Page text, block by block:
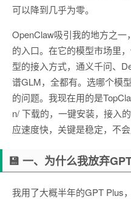
可以降到几乎为零。
OpenClaw吸引我的地方之
的入口。在它的模型市场里
型的接入方式，通义千问、
谱GLM，全都有。选哪个模
的问题。我现在用的是
n/ 下载的，一键安装，接入
应速度快，关键是稳定，不会
💾 一、为什么我放弃
我用了大概半年的GPT Plus